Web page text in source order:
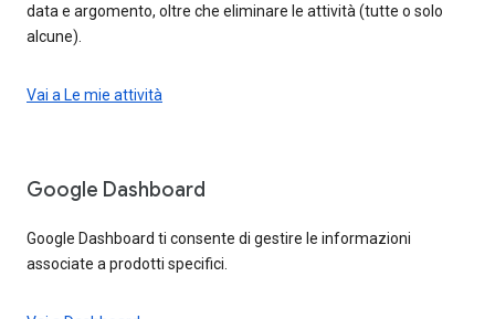
data e argomento, oltre che eliminare le attività (tutte o solo
alcune).
Vai a Le mie attività
Google Dashboard
Google Dashboard ti consente di gestire le informazioni
associate a prodotti specifici.